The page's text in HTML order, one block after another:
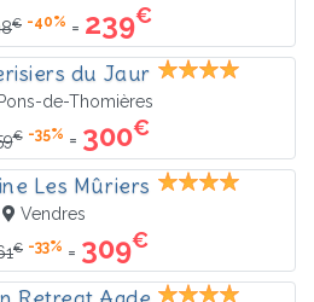
€ -40% = 239€
du Jaur
de-Thomières
€ -35% = 300€
Les Mûriers
Vendres
€ -33% = 309€